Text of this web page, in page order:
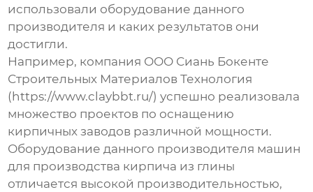
использовали оборудование данного
производителя и каких результатов они
достигли.
Например, компания ООО Сиань Бокенте
Строительных Материалов Технология
( https://www.claybbt.ru/) успешно реализовала
множество проектов по оснащению
кирпичных заводов различной мощности.
Оборудование данного производителя машин
для производства кирпича из глины
отличается высокой производительностью,